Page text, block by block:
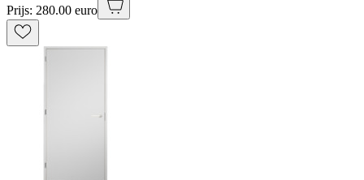
Prijs: 280.00 euro